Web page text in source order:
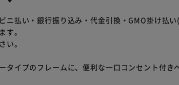
ニ払い・銀行振り込み・代金引換・GMO掛け払
す。
い。
タイプのフレームに、便利な一口コンセント付き